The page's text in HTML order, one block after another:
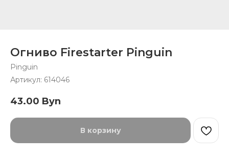
Огниво Firestarter Pinguin
Pinguin
Артикул: 614046
43.00 Byn
В корзину